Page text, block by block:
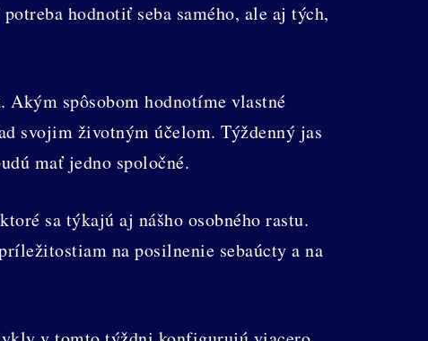
hodnotiť seba samého, ale aj tých,
spôsobom hodnotíme vlastné
svojim životným účelom. Týždenný jas
mať jedno spoločné.
sa týkajú aj nášho osobného rastu.
na posilnenie sebaúcty a na